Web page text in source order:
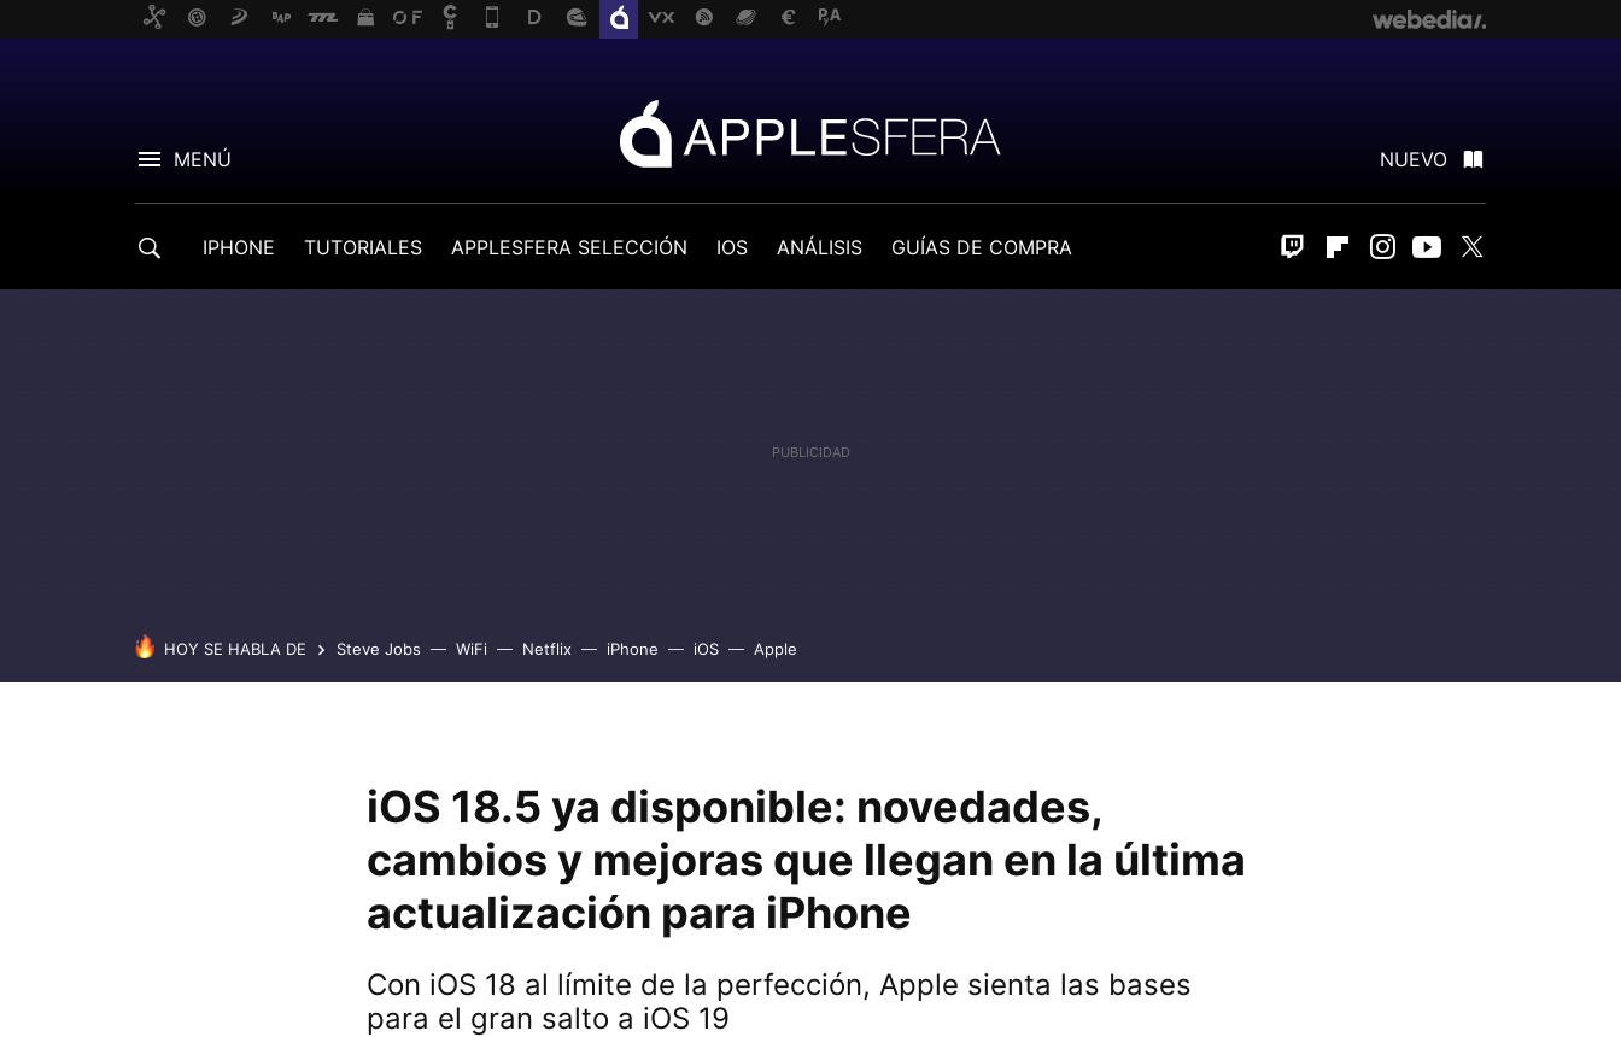
MENÚ NUEVO
IPHONE TUTORIALES APPLESFERA SELECCIÓN IOS ANÁLISIS GUÍAS DE COMPRA Twitch FlipboardInstagram
Youtube
HOY SE HABLA DE Steve Jobs WiFi Netflix iPhone iOS Apple
iOS 18.5 ya disponible: novedades,
cambios y mejoras que llegan en la última
actualización para iPhone
Con iOS 18 al límite de la perfección, Apple sienta las bases
para el gran salto a iOS 19